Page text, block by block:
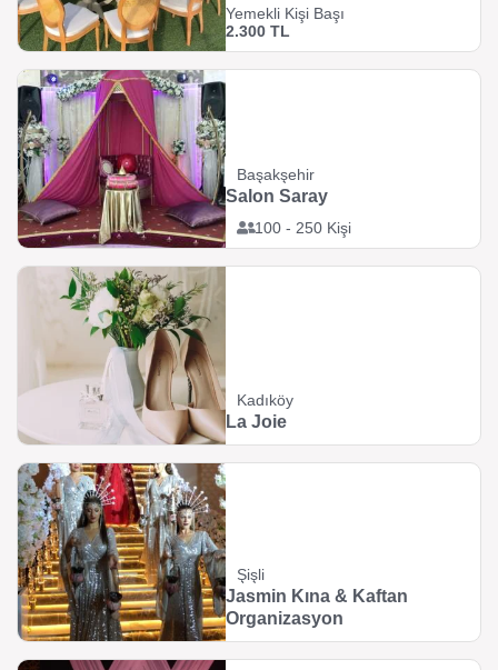
Yemekli Kişi Başı
2.300 TL
Başakşehir
100 - 250 Kişi
Salon Saray
Kadıköy
La Joie
Şişli
Jasmin Kına & Kaftan
Organizasyon